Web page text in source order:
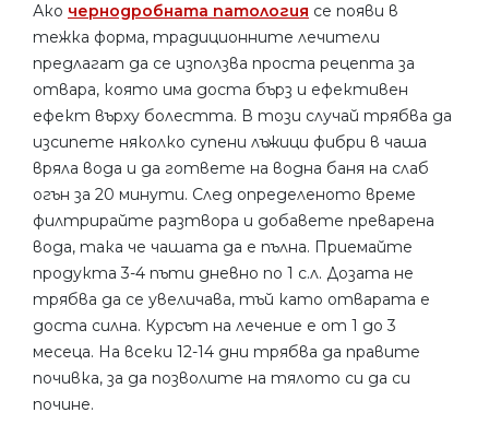
Ако чернодробната патология се появи в
тежка форма, традиционните лечители
предлагат да се използва проста рецепта за
отвара, която има доста бърз и ефективен
ефект върху болестта. В този случай трябва да
изсипете няколко супени лъжици фибри в чаша
вряла вода и да гответе на водна баня на слаб
огън за 20 минути. След определеното време
филтрирайте разтвора и добавете преварена
вода, така че чашата да е пълна. Приемайте
продукта 3-4 пъти дневно по 1 с.л. Дозата не
трябва да се увеличава, тъй като отварата е
доста силна. Курсът на лечение е от 1 до 3
месеца. На всеки 12-14 дни трябва да правите
почивка, за да позволите на тялото си да си
почине.